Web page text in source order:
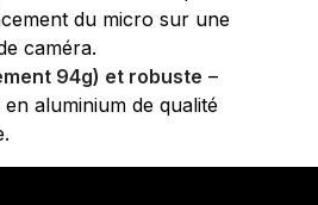
du micro sur une
caméra.
94g) et robuste –
aluminium de qualité